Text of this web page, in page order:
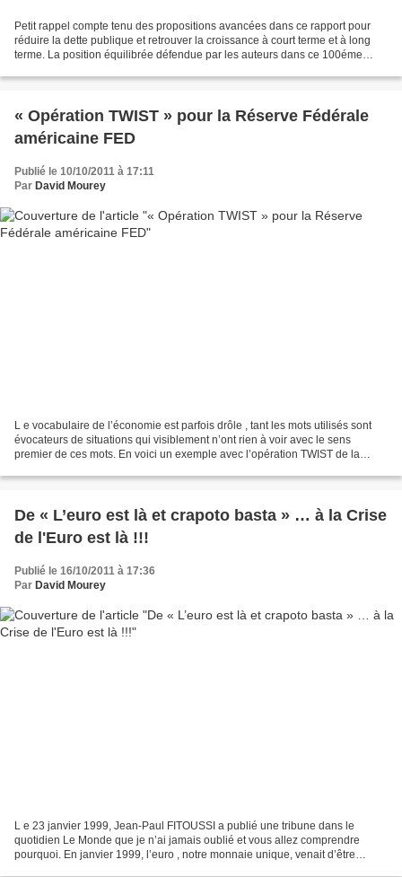
Petit rappel compte tenu des propositions avancées dans ce rapport pour
réduire la dette publique et retrouver la croissance à court terme et à long
terme. La position équilibrée défendue par les auteurs dans ce 100éme
« Opération TWIST » pour la Réserve Fédérale
américaine FED
Publié le 10/10/2011 à 17:11
Par David Mourey
L e vocabulaire de l’économie est parfois drôle , tant les mots utilisés sont
évocateurs de situations qui visiblement n’ont rien à voir avec le sens
premier de ces mots. En voici un exemple avec l’opération TWIST de la
De « L’euro est là et crapoto basta » … à la Crise
de l'Euro est là !!!
Publié le 16/10/2011 à 17:36
Par David Mourey
L e 23 janvier 1999, Jean-Paul FITOUSSI a publié une tribune dans le
quotidien Le Monde que je n’ai jamais oublié et vous allez comprendre
pourquoi. En janvier 1999, l’euro , notre monnaie unique, venait d’être